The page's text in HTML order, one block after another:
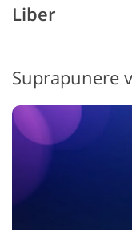
Liber